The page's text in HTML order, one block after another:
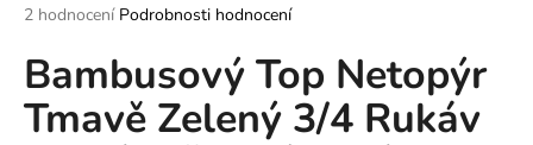
Průměrné
produktu
je
5,0
2 hodnocení Podrobnosti hodnocení
Bambusový Top Netopýr
Tmavě Zelený 3/4 Rukáv
D
o